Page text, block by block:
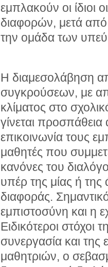
εμπλακούν οι ίδιοι
διαφορών, μετά
την ομάδα των
Η διαμεσολάβηση
συγκρούσεων, με
κλίματος στο
γίνεται
επικοινωνία τους
μαθητές που
κανόνες του
υπέρ της μίας ή
διαφοράς.
εμπιστοσύνη και η
Ειδικότεροι στόχοι
συνεργασία και της
μαθητριών, ο